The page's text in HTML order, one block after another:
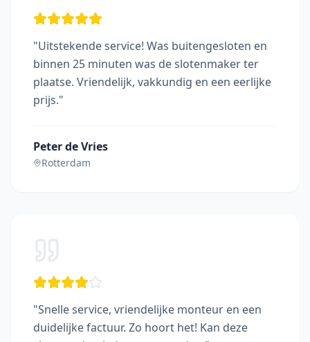
"Uitstekende service! Was buitengesloten en
binnen 25 minuten was de slotenmaker ter
plaatse. Vriendelijk, vakkundig en een eerlijke
prijs."
Peter de Vries
Rotterdam
"Snelle service, vriendelijke monteur en een
duidelijke factuur. Zo hoort het! Kan deze